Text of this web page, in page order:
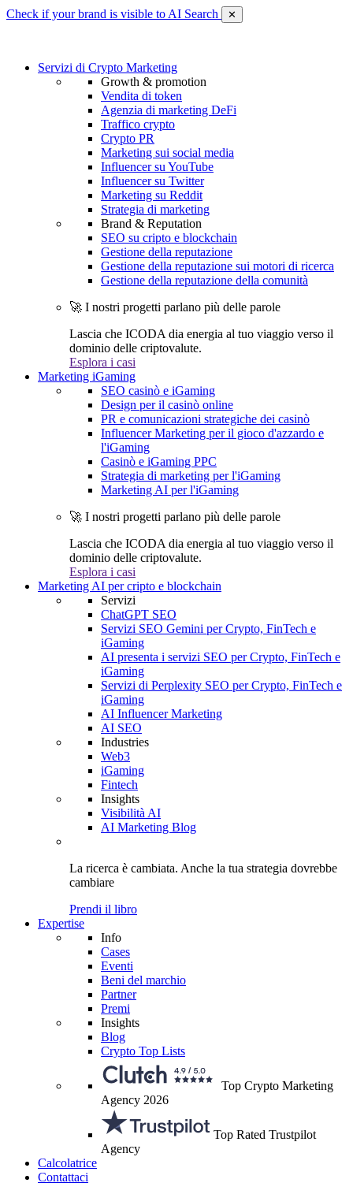
Check if your brand is visible to AI Search ✕
Servizi di Crypto Marketing
Growth & promotion
Vendita di token
Agenzia di marketing DeFi
Traffico crypto
Crypto PR
Marketing sui social media
Influencer su YouTube
Influencer su Twitter
Marketing su Reddit
Strategia di marketing
Brand & Reputation
SEO su cripto e blockchain
Gestione della reputazione
Gestione della reputazione sui motori di ricerca
Gestione della reputazione della comunità
🚀 I nostri progetti parlano più delle parole
Lascia che ICODA dia energia al tuo viaggio verso il
dominio delle criptovalute.
Esplora i casi
Marketing iGaming
SEO casinò e iGaming
Design per il casinò online
PR e comunicazioni strategiche dei casinò
Influencer Marketing per il gioco d'azzardo e
l'iGaming
Casinò e iGaming PPC
Strategia di marketing per l'iGaming
Marketing AI per l'iGaming
🚀 I nostri progetti parlano più delle parole
Lascia che ICODA dia energia al tuo viaggio verso il
dominio delle criptovalute.
Esplora i casi
Marketing AI per cripto e blockchain
Servizi
ChatGPT SEO
Servizi SEO Gemini per Crypto, FinTech e
iGaming
AI presenta i servizi SEO per Crypto, FinTech e
iGaming
Servizi di Perplexity SEO per Crypto, FinTech e
iGaming
AI Influencer Marketing
AI SEO
Industries
Web3
iGaming
Fintech
Insights
Visibilità AI
AI Marketing Blog
La ricerca è cambiata. Anche la tua strategia dovrebbe
cambiare
Prendi il libro
Expertise
Info
Cases
Eventi
Beni del marchio
Partner
Premi
Insights
Blog
Crypto Top Lists
Top Crypto Marketing
Agency 2026
Top Rated Trustpilot
Agency
Calcolatrice
Contattaci